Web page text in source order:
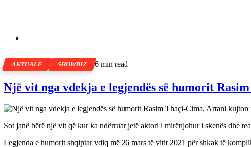
AKTUALE SHOWBIZ 6 min read
Një vit nga vdekja e legjendës së humorit
Sot janë bërë një vit që kur ka ndërruar jetë aktori i mirënjohur i skenës dhe
Legjenda e humorit shqiptar vdiq më 26 mars të vitit 2021 për shkak të